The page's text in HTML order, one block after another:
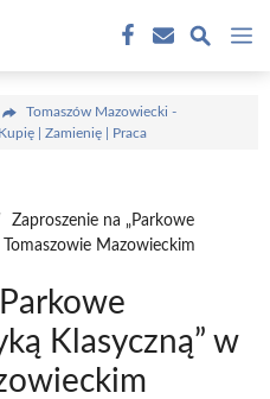
Tomaszów Mazowiecki -
| Zamienię | Praca
Zaproszenie na „Parkowe
Mazowieckim
Klasyczną” w